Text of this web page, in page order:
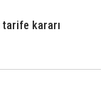
kararı